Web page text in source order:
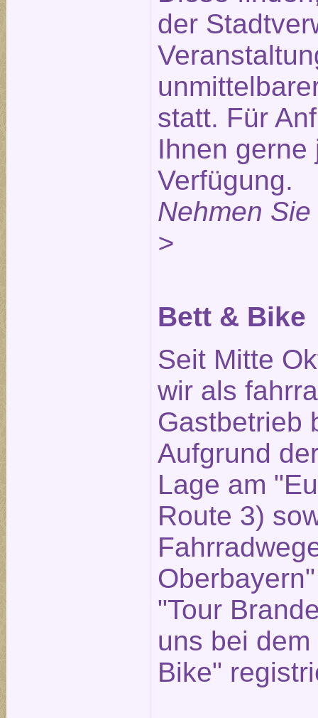
der
statt. Für
Ihnen gerne
Verfügung.
Nehmen
>
Bett & Bike
Seit Mitte
wir als
Gastbetrieb
Aufgrund
Lage am
Route 3)
"Tour
uns bei
Bike"